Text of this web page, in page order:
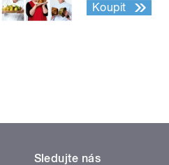
Koupit
Sledujte nás